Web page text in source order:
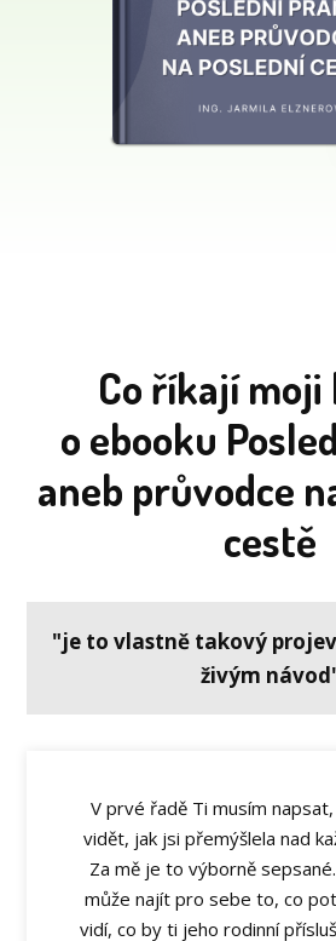
Co říkají
o ebooku
aneb průvodce
cestě
"je to vlastně takový
živým
V prvé řadě Ti musím
vidět, jak jsi přemýšlela nad
Za mě je to výborně
může najít pro sebe to, co
vidí, co by ti jeho rodinní